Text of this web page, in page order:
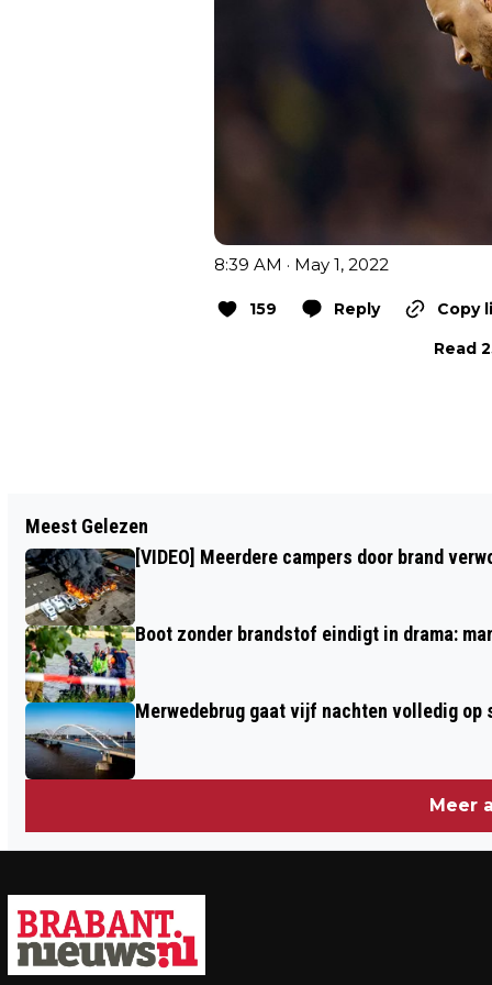
8:39 AM · May 1, 2022
159 Reply
Copy
Read
DODE EN DRIE GEWONDEN BIJ ERNSTIG
ONGEVAL OUD GASTEL
Meest Gelezen
[VIDEO] Meerdere campers door brand
Boot zonder brandstof eindigt in drama:
Merwedebrug gaat vijf nachten volledig
Meer